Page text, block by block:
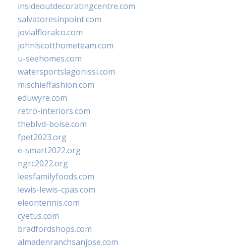
insideoutdecoratingcentre.com
salvatoresinpoint.com
jovialfloralco.com
johnlscotthometeam.com
u-seehomes.com
watersportslagonissi.com
mischieffashion.com
eduwyre.com
retro-interiors.com
theblvd-boise.com
fpet2023.org
e-smart2022.org
ngrc2022.org
leesfamilyfoods.com
lewis-lewis-cpas.com
eleontennis.com
cyetus.com
bradfordshops.com
almadenranchsanjose.com